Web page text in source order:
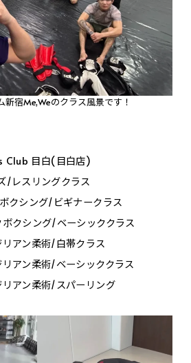
新宿Me,Weのクラス風景です！
目白(目白店)
/レスリングクラス
クシング/ビギナークラス
クシング/ベーシッククラス
アン柔術/白帯クラス
アン柔術/ベーシッククラス
アン柔術/スパーリング